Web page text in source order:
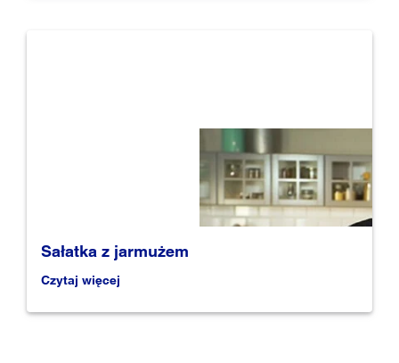
Sałatka z jarmużem
Czytaj więcej